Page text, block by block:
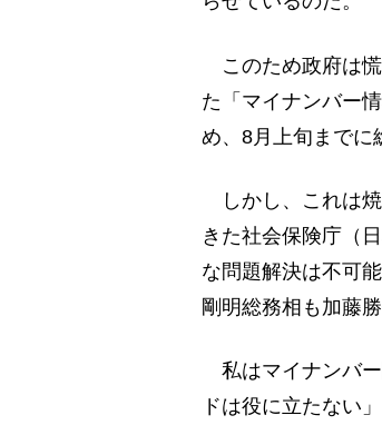
このため政府は慌
た「マイナンバー
め、8月上旬までに
しかし、これは焼
きた社会保険庁（
な問題解決は不可
剛明総務相も加藤
私はマイナンバ
ドは役に立たない